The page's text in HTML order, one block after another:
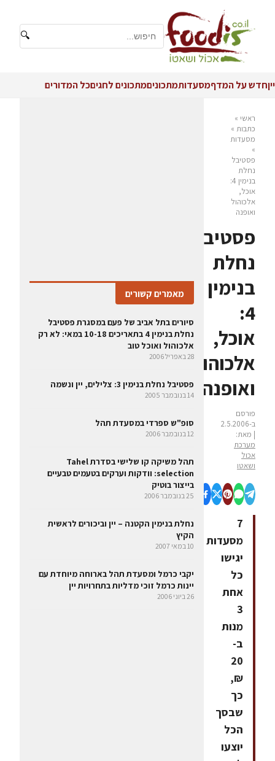
🔍
ייןחדש על המדףמסעדותמתכוניםמתכונים לחגיםכל המדורים
ראשי »
כתבות »
מסעדות
»
פסטיבל
נחלת
בנימין 4:
אוכל,
אלכוהול
ואופנה
פסטיבל
נחלת
בנימין
4:
אוכל,
אלכוהול
ואופנה
פורסם
ב-2.5.2006
| מאת:
מערכת
אכול
ושאטו
7
מסעדות
יגישו
כל
אחת
3
מנות
ב-
20
₪,
כך
שבסך
הכל
יוצעו
מאמרים קשורים
סיורים בתל אביב של פעם במסגרת פסטיבל
נחלת בנימין 4 בתאריכים 10-18 במאי: לא רק
אלכוהול ואוכל טוב
28 באפריל 2006
פסטיבל נחלת בנימין 3: צלילים, יין ונשמה
14 בנובמבר 2005
סופ"ש ספרדי במסעדת תהל
12 בנובמבר 2006
תהל משיקה קו שלישי בסדרת Tahel
selection: וודקות וערקים בטעמים טבעיים
בייצור בוטיק
25 בנובמבר 2006
נחלת בנימין הקטנה – יין וביכורים לראשית
הקיץ
10 במאי 2007
יקבי כרמל ומסעדת תהל בארוחה מיוחדת עם
יינות כרמל זוכי מדליות בתחרויות יין
26 ביוני 2006